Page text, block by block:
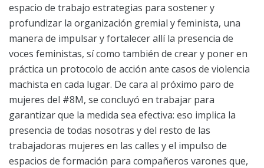
espacio de trabajo estrategias para sostener y
profundizar la organización gremial y feminista, una
manera de impulsar y fortalecer allí la presencia de
voces feministas, sí como también de crear y poner en
práctica un protocolo de acción ante casos de violencia
machista en cada lugar. De cara al próximo paro de
mujeres del #8M, se concluyó en trabajar para
garantizar que la medida sea efectiva: eso implica la
presencia de todas nosotras y del resto de las
trabajadoras mujeres en las calles y el impulso de
espacios de formación para compañeros varones que,